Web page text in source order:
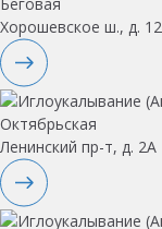
Хорошевское ш., д.
Октябрьская
Ленинский пр-т, д. 2А